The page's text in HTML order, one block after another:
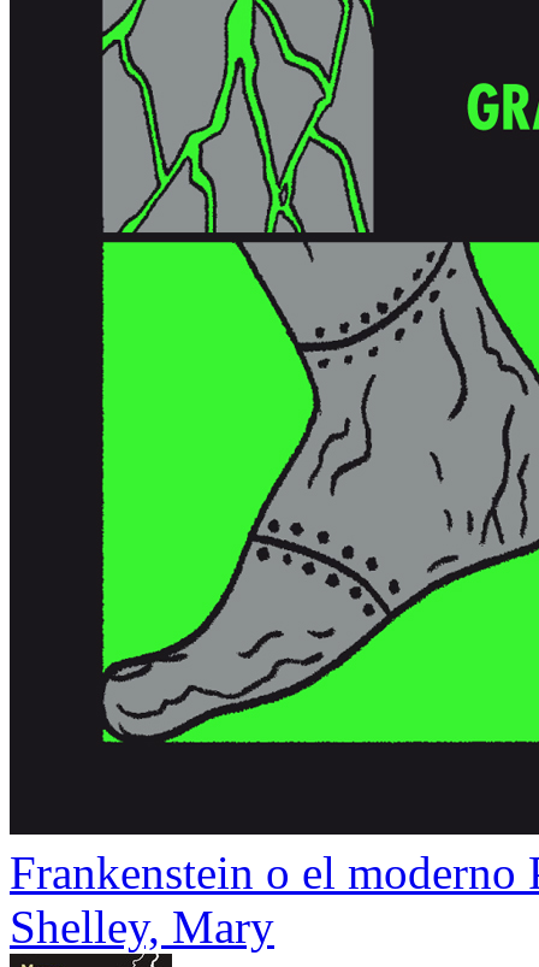
Frankenstein o el moderno
Shelley, Mary